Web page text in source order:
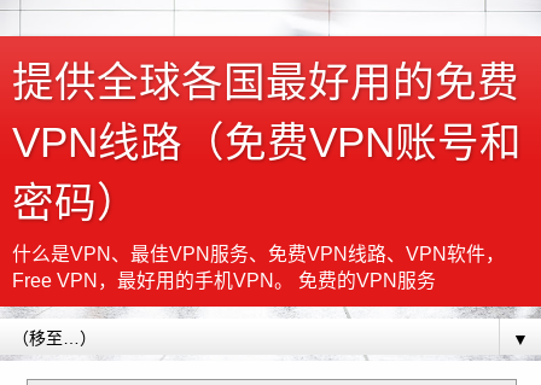
提供全球各国最好用的免费
VPN线路（免费VPN账号和
密码）
什么是VPN、最佳VPN服务、免费VPN线路、VPN软件，
Free VPN，最好用的手机VPN。 免费的VPN服务
▼